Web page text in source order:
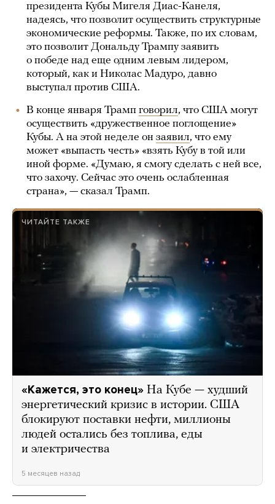
президента Кубы Мигеля Диас-Канеля,
надеясь, что позволит осуществить структурные
экономические реформы. Также, по их словам,
это позволит Дональду Трампу заявить
о победе над еще одним левым лидером,
который, как и Николас Мадуро, давно
выступал против США.
В конце января Трамп говорил, что США могут
осуществить «дружественное поглощение»
Кубы. А на этой неделе он заявил, что ему
может «выпасть честь» «взять Кубу в той или
иной форме. «Думаю, я смогу сделать с ней все,
что захочу. Сейчас это очень ослабленная
страна», — сказал Трамп.
ЧИТАЙТЕ ТАКЖЕ
«Кажется, это конец» На Кубе — худший
энергетический кризис в истории. США
блокируют поставки нефти, миллионы
людей остались без топлива, еды
и электричества
5 месяцев назад